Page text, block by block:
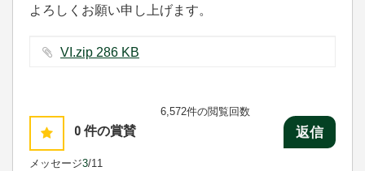
よろしくお願い申し上げます。
VI.zip ‏286 KB
0 件の賞賛
メッセージ3/11
6,572件の閲覧回数
返信